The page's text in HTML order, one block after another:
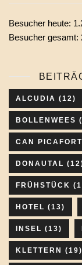
wählen
Besucher heute:
Besucher gesamt:
ALCUDIA (12)
BOLLENWEES
CAN PICAFORT
DONAUTAL
FRÜHSTÜCK
HOTEL (13)
INSEL (13)
KLETTERN (19)